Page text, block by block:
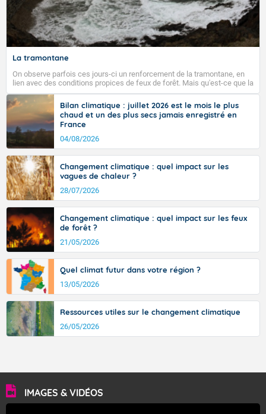
degrés du Finistère au Nord-Pas-de-Calais.
La tramontane
On observe parfois ces jours-ci un renforcement de la tramontane, en
lien avec des conditions propices de feux de forêt. Mais qu'est-ce que la
tramontane ? Quelles sont ses caractéristiques ? La tramontane est un
vent turbulent soufflant de secteur nord-ouest à nord, ou ouest à nord-
ouest, dans un secteur qui part du Roussillon à la vallée de l’Aude et à
l’ouest de l’Hérault. L’étymologie de ce vent vient du latin trasmontanus,
signifiant au-delà des monts, en allusion aux régions montagneuses
d’où provient ce vent.
Bilan climatique : juillet 2026 est le mois le plus
chaud et un des plus secs jamais enregistré en
France
04/08/2026
Changement climatique : quel impact sur les
vagues de chaleur ?
28/07/2026
Changement climatique : quel impact sur les feux
de forêt ?
21/05/2026
Quel climat futur dans votre région ?
13/05/2026
Ressources utiles sur le changement climatique
26/05/2026
IMAGES & VIDÉOS